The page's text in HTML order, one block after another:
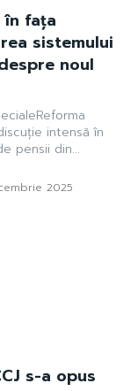
în fața
sistemului
noul
intensă în
pensii din...
2025
s-a opus